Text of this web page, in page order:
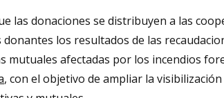
las donaciones se distribuyen a las
los resultados de las
mutuales afectadas por los incendios
, con el objetivo de ampliar la